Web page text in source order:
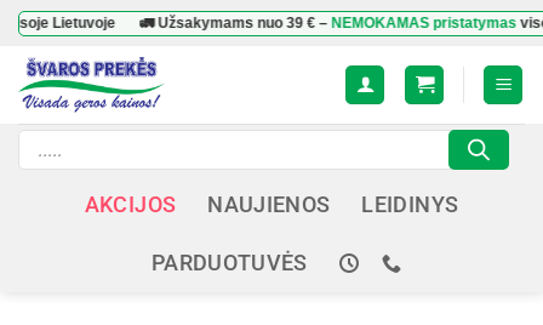
Skip
content
🚛 Užsakymams nuo39 €–NEMOKAMAS pristatymasvisoje
Products
search
AKCIJOS NAUJIENOS LEIDINYS
PARDUOTUVĖS